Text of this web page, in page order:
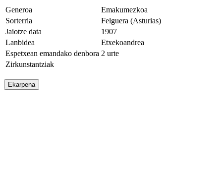
Generoa
Emakumezkoa
Sorterria
Felguera (Asturias)
Jaiotze data
1907
Lanbidea
Etxekoandrea
Espetxean emandako denbora 2 urte
Zirkunstantziak